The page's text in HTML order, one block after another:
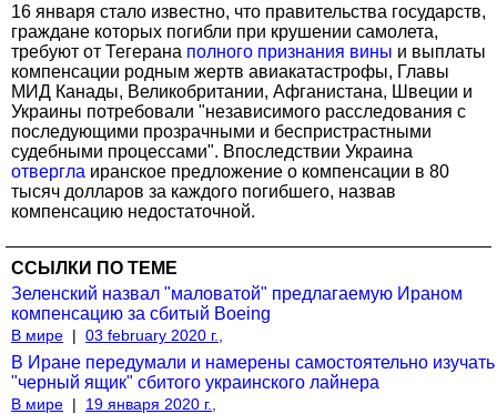
16 января стало известно, что правительства государств,
граждане которых погибли при крушении самолета,
требуют от Тегерана полного признания вины и выплаты
компенсации родным жертв авиакатастрофы, Главы
МИД Канады, Великобритании, Афганистана, Швеции и
Украины потребовали "независимого расследования с
последующими прозрачными и беспристрастными
судебными процессами". Впоследствии Украина
отвергла иранское предложение о компенсации в 80
тысяч долларов за каждого погибшего, назвав
компенсацию недостаточной.
ССЫЛКИ ПО ТЕМЕ
Зеленский назвал "маловатой" предлагаемую Ираном
компенсацию за сбитый Boeing
В мире | 03 february 2020 г.,
В Иране передумали и намерены самостоятельно изучать
"черный ящик" сбитого украинского лайнера
В мире | 19 января 2020 г.,